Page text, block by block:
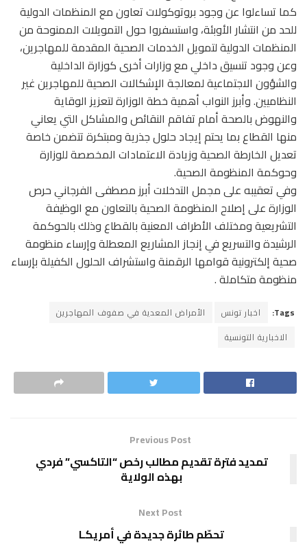
كما تساءلوا عن وجود بروتوكولات تعاون مع المنظمات الدولية
للحد من انتشار الأوبئة، واستسفروا حول التمويلات الممنوحة من
المنظمات الدولية لتمويل الخدمات الصحية المقدمة للمهاجرين،
وعن وجود تنسيق داخلي مع وزارات أخرى كوزارة الداخلية
والشؤون الاجتماعية لمعالجة الإشكالات الصحية للمهاجرين غير
النظاميين. وأبرز النواب أهمية خطة الوزارة لتعزيز الوقاية
والنهوض بالصحة أمام تفاقم النقائص والمشاكل التي يعاني
منها القطاع بما يحتم إيجاد حلول جذرية ومبتكرة تتضمن خاصة
تعديل الخارطة الصحية وزيادة الاعتمادات المخصصة للوزارة
وحوكمة المنظومة الصحية.
وفي تعقيبه على مجمل التدخلات أبرز مصطفى الفرجاني حرص
الوزارة على إصلاح المنظومة الصحية بالتعاون مع الوظيفة
التشريعية ومختلف الأطراف المعنية بالقطاع وذلك بالحوكمة
الرشيدة والتسريع في إنجاز المشاريع المعطلة وإرساء منظومة
صحية إلكترونية قوامها الرقمنة واستشراف الحلول الكفيلة بإرساء
منظومة متكاملة .
Tags: اخبار تونس
الأمراض المعدية في صفوف المهاجرين
الاخبارية التونسية
Previous Post
تمديد فترة تقديم مطالب رخص “التاكسي” فردي
بهذه الولاية
Next Post
تحطّم طائرة جديدة في أمريكـا